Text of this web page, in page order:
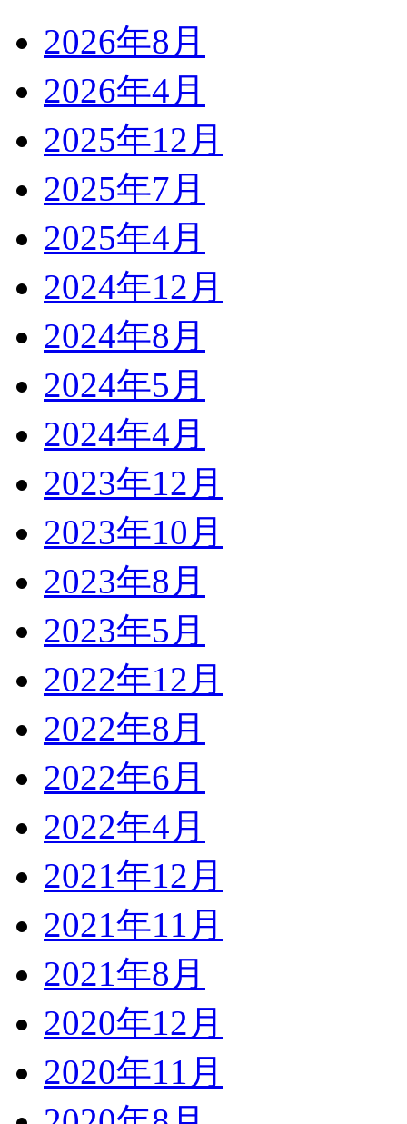
2026年8月
2026年4月
2025年12月
2025年7月
2025年4月
2024年12月
2024年8月
2024年5月
2024年4月
2023年12月
2023年10月
2023年8月
2023年5月
2022年12月
2022年8月
2022年6月
2022年4月
2021年12月
2021年11月
2021年8月
2020年12月
2020年11月